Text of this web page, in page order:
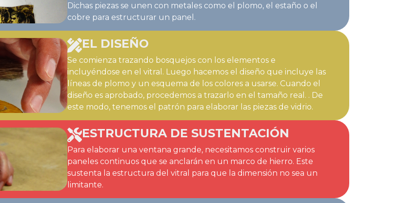
Dichas piezas se unen con metales como el plomo, el estaño o el
cobre para estructurar un panel.
EL DISEÑO
Se comienza trazando bosquejos con los elementos e
incluyéndose en el vitral. Luego hacemos el diseño que incluye las
líneas de plomo y un esquema de los colores a usarse. Cuando el
diseño es aprobado, procedemos a trazarlo en el tamaño real. . De
este modo, tenemos el patrón para elaborar las piezas de vidrio.
ESTRUCTURA DE SUSTENTACIÓN
Para elaborar una ventana grande, necesitamos construir varios
paneles continuos que se anclarán en un marco de hierro. Este
sustenta la estructura del vitral para que la dimensión no sea un
limitante.